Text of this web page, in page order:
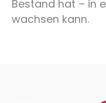
Bestand hat – in
wachsen kann.